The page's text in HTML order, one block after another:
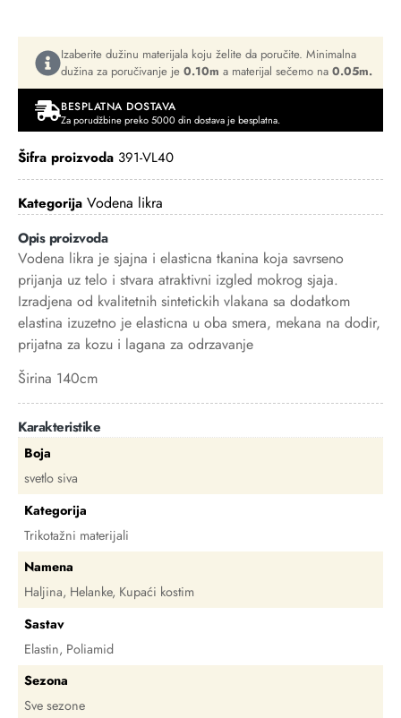
Izaberite dužinu materijala koju želite da poručite. Minimalna
dužina za poručivanje je 0.10m a materijal sečemo na 0.05m.
BESPLATNA DOSTAVA
Za porudžbine preko 5000 din dostava je besplatna.
Šifra proizvoda 391-VL40
Kategorija Vodena likra
Opis proizvoda
Vodena likra je sjajna i elasticna tkanina koja savrseno
prijanja uz telo i stvara atraktivni izgled mokrog sjaja.
Izradjena od kvalitetnih sintetickih vlakana sa dodatkom
elastina izuzetno je elasticna u oba smera, mekana na dodir,
prijatna za kozu i lagana za odrzavanje
Širina 140cm
Karakteristike
Boja
svetlo siva
Kategorija
Trikotažni materijali
Namena
Haljina, Helanke, Kupaći kostim
Sastav
Elastin, Poliamid
Sezona
Sve sezone